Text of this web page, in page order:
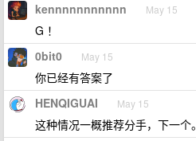
kennnnnnnnnnn May 15
G ！
0bit0 May 15
你已经有答案了
HENQIGUAI May 15
这种情况一概推荐分手，下一个。